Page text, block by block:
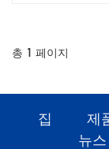
뿐만 아니라 각 스테
다 안정적이고 에
작동이 가능합니다
총 1 페이지
집 제
뉴스